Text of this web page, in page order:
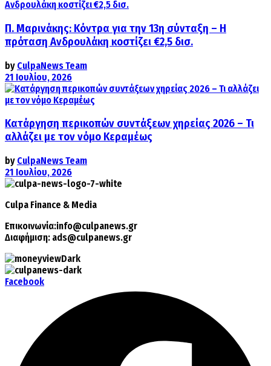
Π. Μαρινάκης: Κόντρα για την 13η σύνταξη – Η
πρόταση Ανδρουλάκη κοστίζει €2,5 δισ.
by CulpaNews Team
21 Ιουλίου, 2026
Κατάργηση περικοπών συντάξεων χηρείας 2026 – Τι
αλλάζει με τον νόμο Κεραμέως
by CulpaNews Team
21 Ιουλίου, 2026
Culpa Finance & Media
Επικοινωνία:info@culpanews.gr
Διαφήμιση: ads@culpanews.gr
Facebook